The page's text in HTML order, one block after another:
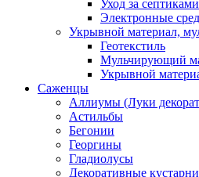
Уход за
Электронные
Укрывной материал,
Геотекстиль
Мульчирующий
Укрывной
Саженцы
Аллиумы (Луки
Астильбы
Бегонии
Георгины
Гладиолусы
Декоративные